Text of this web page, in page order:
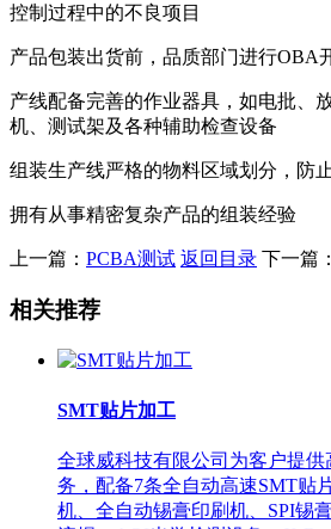
控制过程中的不良项目
产品包装出货前，品质部门进行OBA
产线配备完善的作业器具，如电批、
机、测试架及各种辅助检查设备
组装生产线严格的物料区域划分，防
拥有从事精密复杂产品的组装经验
上一篇： PCBA测试 返回目录 下一篇
相关推荐
SMT贴片加工
全球威科技有限公司为客户提供
务，配备7条全自动高速SMT贴
机、全自动锡膏印刷机、SPI锡